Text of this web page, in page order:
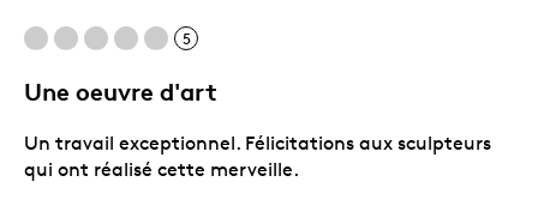
Les meilleures utilisations
Collection
5
Une oeuvre d'art
Un travail exceptionnel. Félicitations aux sculpteurs
qui ont réalisé cette merveille.